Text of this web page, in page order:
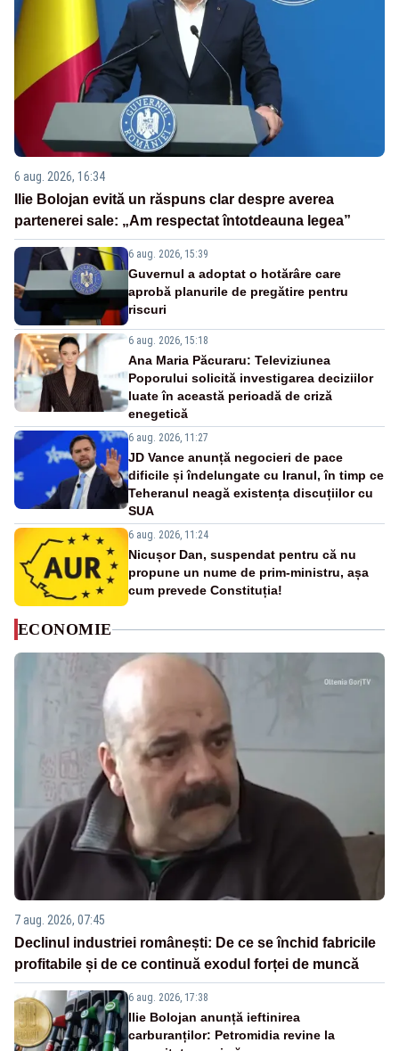
6 aug. 2026, 16:34
Ilie Bolojan evită un răspuns clar despre averea
partenerei sale: „Am respectat întotdeauna legea”
6 aug. 2026, 15:39
Guvernul a adoptat o hotărâre care
aprobă planurile de pregătire pentru
riscuri
6 aug. 2026, 15:18
Ana Maria Păcuraru: Televiziunea
Poporului solicită investigarea deciziilor
luate în această perioadă de criză
enegetică
6 aug. 2026, 11:27
JD Vance anunță negocieri de pace
dificile și îndelungate cu Iranul, în timp ce
Teheranul neagă existența discuțiilor cu
SUA
6 aug. 2026, 11:24
Nicușor Dan, suspendat pentru că nu
propune un nume de prim-ministru, așa
cum prevede Constituția!
ECONOMIE
7 aug. 2026, 07:45
Declinul industriei românești: De ce se închid fabricile
profitabile și de ce continuă exodul forței de muncă
6 aug. 2026, 17:38
Ilie Bolojan anunță ieftinirea
carburanților: Petromidia revine la